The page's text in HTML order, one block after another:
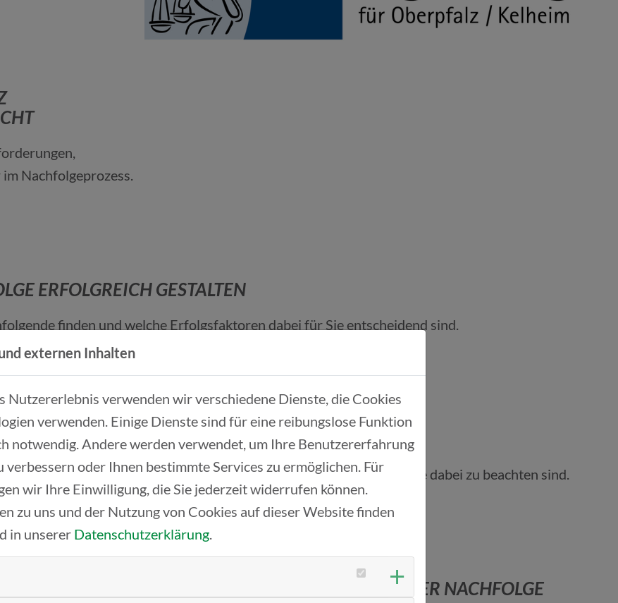
Nachfolgeprozess.
ERFOLGREICH GESTALTEN
finden und welche Erfolgsfaktoren dabei für Sie entscheidend sind.
frühzeitig und strukturiert planen und welche zentralen Schritte dabei zu beachten sind.
ERFOLGREICHE ROLLENKLÄRUNG IN DER NACHFOLGE
externen Inhalten
Nutzererlebnis verwenden wir verschiedene Dienste, die Cookies
verwenden. Einige Dienste sind für eine reibungslose Funktion
notwendig. Andere werden verwendet, um Ihre Benutzererfahrung
verbessern oder Ihnen bestimmte Services zu ermöglichen. Für
wir Ihre Einwilligung, die Sie jederzeit widerrufen können.
zu uns und der Nutzung von Cookies auf dieser Website finden
in unserer Datenschutzerklärung.